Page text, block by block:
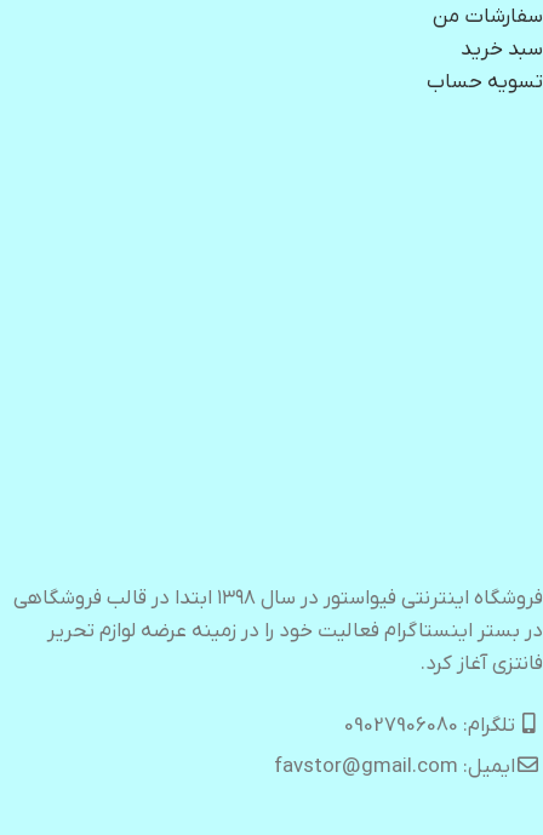
سفارشات من
سبد خرید
تسویه حساب
فروشگاه اینترنتی فیواستور در سال ۱۳۹۸ ابتدا در قالب فروشگاهی
در بستر اینستاگرام فعالیت خود را در زمینه عرضه لوازم تحریر
فانتزی آغاز کرد.
تلگرام: 09027906080
ایمیل: favstor@gmail.com